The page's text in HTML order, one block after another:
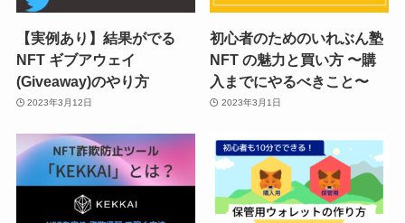
【実例あり】結果がでる
NFT ギブアウェイ
(Giveaway)のやり方
2023年3月12日
初心者のためのいれぶん塾
NFT の魅力と買い方 〜購
入までにやるべきこと〜
2023年3月1日